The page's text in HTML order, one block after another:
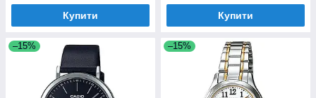
Купити Купити
–15% –15%